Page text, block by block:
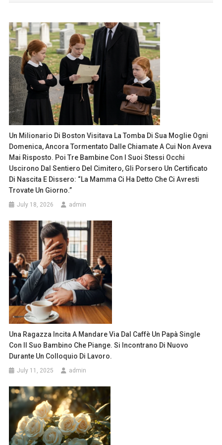
Un Milionario Di Boston Visitava La Tomba Di Sua Moglie Ogni
Domenica, Ancora Tormentato Dalle Chiamate A Cui Non Aveva
Mai Risposto. Poi Tre Bambine Con I Suoi Stessi Occhi
Uscirono Dal Sentiero Del Cimitero, Gli Porsero Un Certificato
Di Nascita E Dissero: “La Mamma Ci Ha Detto Che Ci Avresti
Trovate Un Giorno.”
July 18, 2026 admin
Una Ragazza Incita A Mandare Via Dal Caffè Un Papà Single
Con Il Suo Bambino Che Piange. Si Incontrano Di Nuovo
Durante Un Colloquio Di Lavoro.
July 11, 2025 admin